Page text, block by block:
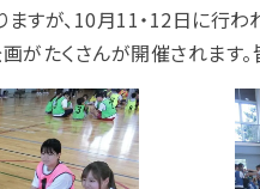
すが、10月11・12日に行
がたくさんが開催されます。